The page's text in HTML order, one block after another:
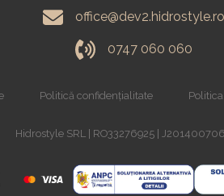
office@dev2.hidrostyle.ro
0747 060 060
Politică confidențialitate
Hidrostyle SRL | RO33276925 |